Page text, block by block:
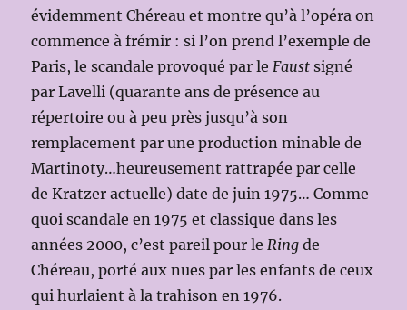
évidemment Chéreau et montre qu’à l’opéra on
commence à frémir : si l’on prend l’exemple de
Paris, le scandale provoqué par le Faustsigné
par Lavelli (quarante ans de présence au
répertoire ou à peu près jusqu’à son
remplacement par une production minable de
Martinoty…heureusement rattrapée par celle
de Kratzer actuelle) date de juin 1975… Comme
quoi scandale en 1975 et classique dans les
années 2000, c’est pareil pour le Ring de
Chéreau, porté aux nues par les enfants de ceux
qui hurlaient à la trahison en 1976.